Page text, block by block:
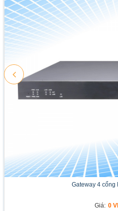
Gateway 4 cổng
Giá: 0